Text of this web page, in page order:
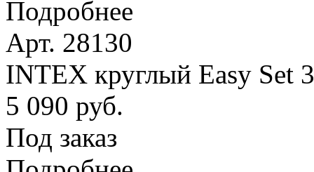
Подробнее
Арт. 28130
INTEX круглый Easy Set
5 090 руб.
Под заказ